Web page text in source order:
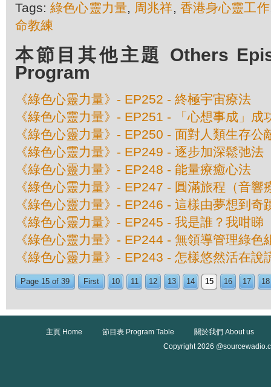
Tags:綠色心靈力量, 周兆祥, 香港身心靈工作
命教練
本節目其他主題 Others
Program
《綠色心靈力量》- EP252 - 終極宇宙療法
《綠色心靈力量》- EP251 - 「心想事成」成
《綠色心靈力量》- EP250 - 面對人類生存公
《綠色心靈力量》- EP249 - 逐步加深鬆弛法
《綠色心靈力量》- EP248 - 能量療癒心法
《綠色心靈力量》- EP247 - 圓滿旅程（音響
《綠色心靈力量》- EP246 - 這樣由夢想到奇
《綠色心靈力量》- EP245 - 我是誰？我咁睇
《綠色心靈力量》- EP244 - 無領導管理綠色
《綠色心靈力量》- EP243 - 怎樣悠然活在說
Page 15 of 39 First 10 11 12 13 14 15 16 17 18
主頁 Home 節目表 Program Table
關於我們 About us
Copyright 2026